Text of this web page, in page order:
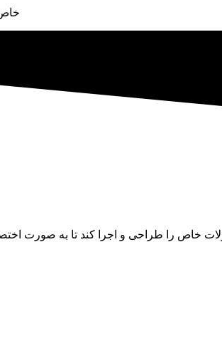
خاص
خاص را طراحی و اجرا کند تا به صورت